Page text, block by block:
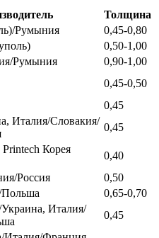
Толщина
Румыния
0,45-0,80
0,50-1,00
Румыния
0,90-1,00
0,45-0,50
0,45
Италия/Словакия/
0,45
Корея
0,40
Россия
0,50
Польша
0,65-0,70
Италия/
0,45